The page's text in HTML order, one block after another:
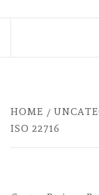
HOME
ISO 22716